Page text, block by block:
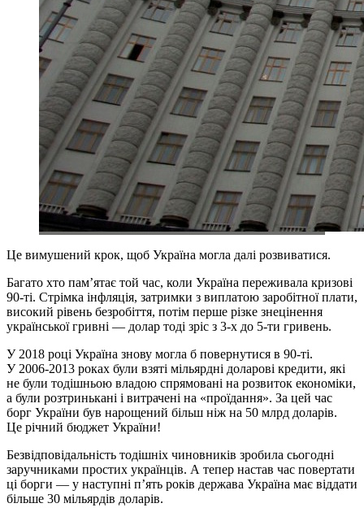
Це вимушений крок, щоб Україна могла далі розвиватися.
Багато хто пам’ятає той час, коли Україна переживала кризові
90-ті. Стрімка інфляція, затримки з виплатою заробітної плати,
високий рівень безробіття, потім перше різке знецінення
української гривні — долар тоді зріс з 3-х до 5-ти гривень.
У 2018 році Україна знову могла б повернутися в 90-ті.
У 2006-2013 роках були взяті мільярдні доларові кредити, які
не були тодішньою владою спрямовані на розвиток економіки,
а були розтринькані і витрачені на «проїдання». За цей час
борг України був нарощений більш ніж на 50 млрд доларів.
Це річний бюджет України!
Безвідповідальність тодішніх чиновників зробила сьогодні
заручниками простих українців. А тепер настав час повертати
ці борги — у наступні п’ять років держава Україна має віддати
більше 30 мільярдів доларів.